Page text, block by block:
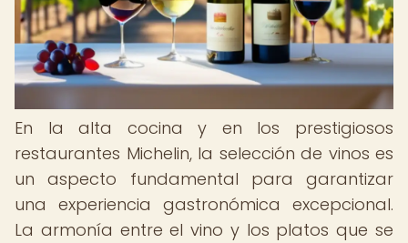
En la alta cocina y en los prestigiosos
restaurantes Michelin, la selección de vinos es
un aspecto fundamental para garantizar
una experiencia gastronómica excepcional.
La armonía entre el vino y los platos que se